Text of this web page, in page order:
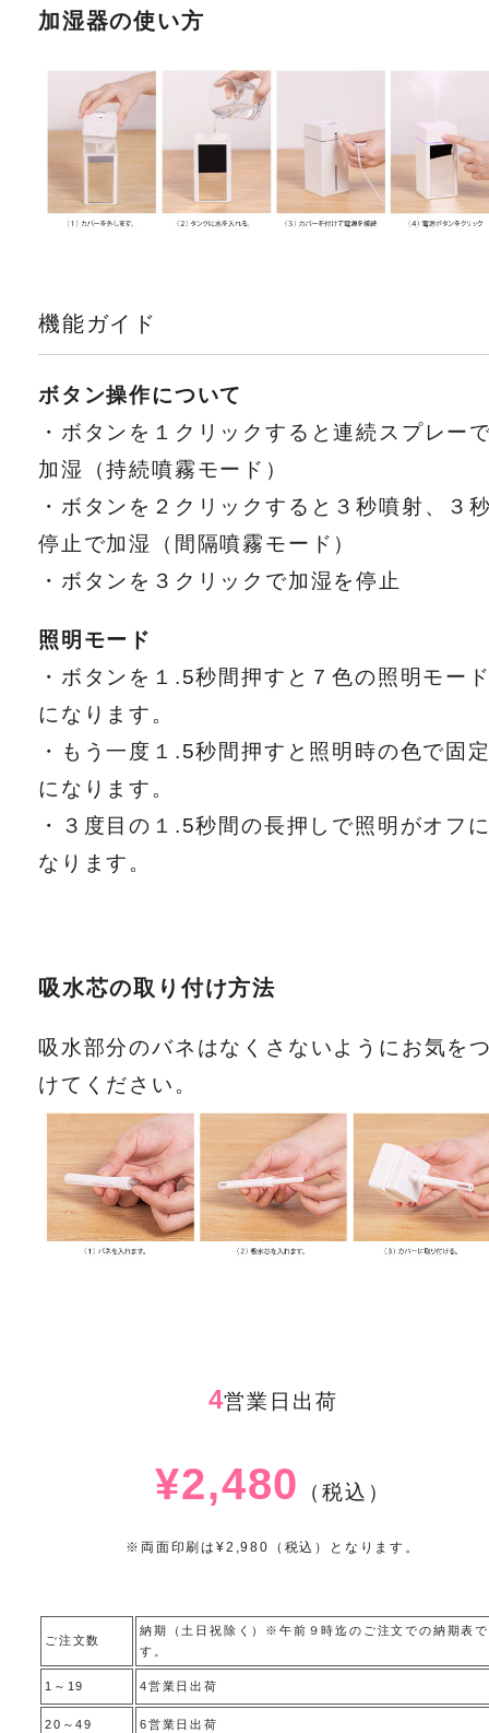
加湿器の使い方
機能ガイド
ボタン操作について
・ボタンを１クリックすると連続スプレー
加湿（持続噴霧モード）
・ボタンを２クリックすると３秒噴射、３
停止で加湿（間隔噴霧モード）
・ボタンを３クリックで加湿を停止
照明モード
・ボタンを１.5秒間押すと７色の照明モー
になります。
・もう一度１.5秒間押すと照明時の色で固
になります。
・３度目の１.5秒間の長押しで照明がオフ
なります。
吸水芯の取り付け方法
吸水部分のバネはなくさないようにお気を
けてください。
4営業日出荷
¥2,480 （税込）
※両面印刷は¥2,980（税込）となります。
ご注文数
納期（土日祝除く）※午前９時迄のご注文での納期表で
す。
1～19 4営業日出荷
20～49 6営業日出荷